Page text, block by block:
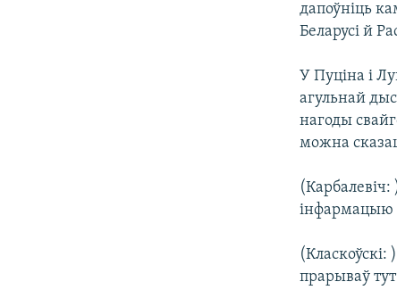
дапоўніць
Беларусі й
У Пуціна і
агульнай
нагоды
можна
(Карбалевіч:
інфармацыю
прарываў